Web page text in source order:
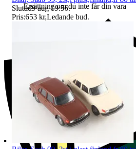
Ersättning om du inte får din vara
Sluttid9 aug 19:56.
Pris:653 kr,Ledande bud.